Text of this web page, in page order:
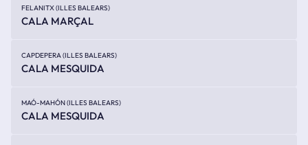
FELANITX (ILLES BALEARS)
CALA MARÇAL
CAPDEPERA (ILLES BALEARS)
CALA MESQUIDA
MAÓ-MAHÓN (ILLES BALEARS)
CALA MESQUIDA